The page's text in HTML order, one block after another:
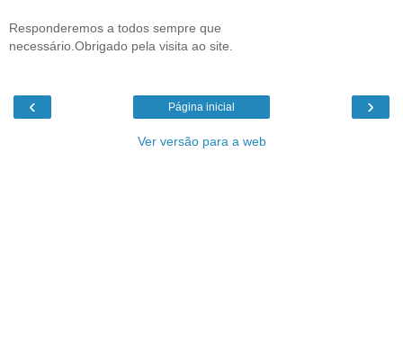
Responderemos a todos sempre que
necessário.Obrigado pela visita ao site.
‹ ›
Página inicial
Ver versão para a web